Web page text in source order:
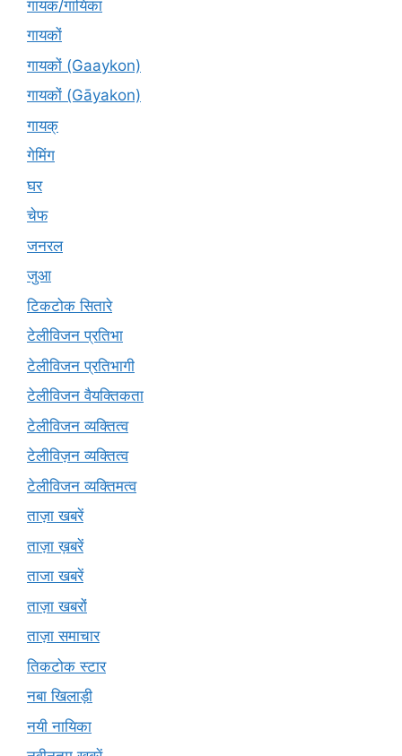
गायक/गायिका
गायकों
गायकों (Gaaykon)
गायकों (Gāyakon)
गायक्
गेमिंग
घर
चेफ
जनरल
जुआ
टिकटोक सितारे
टेलीविजन प्रतिभा
टेलीविजन प्रतिभागी
टेलीविजन वैयक्तिकता
टेलीविजन व्यक्तित्व
टेलीविज़न व्यक्तित्व
टेलीविजन व्यक्तिमत्व
ताज़ा खबरें
ताज़ा ख़बरें
ताजा खबरें
ताज़ा खबरों
ताज़ा समाचार
तिकटोक स्टार
नबा खिलाड़ी
नयी नायिका